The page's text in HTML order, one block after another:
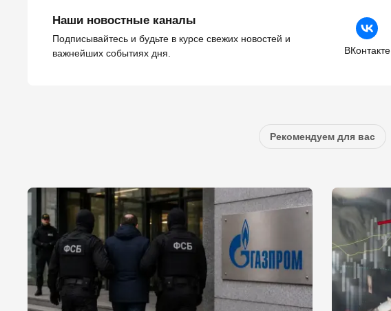
Наши новостные каналы
Подписывайтесь и будьте в курсе свежих новостей и
важнейших событиях дня.
ВКонтакте
Рекомендуем для вас